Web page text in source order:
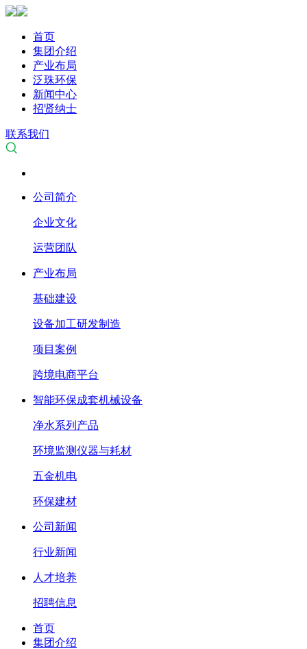
首页
集团介绍
产业布局
泛珠环保
新闻中心
招贤纳士
联系我们
公司简介
企业文化
运营团队
产业布局
基础建设
设备加工研发制造
项目案例
跨境电商平台
智能环保成套机械设备
净水系列产品
环境监测仪器与耗材
五金机电
环保建材
公司新闻
行业新闻
人才培养
招聘信息
首页
集团介绍